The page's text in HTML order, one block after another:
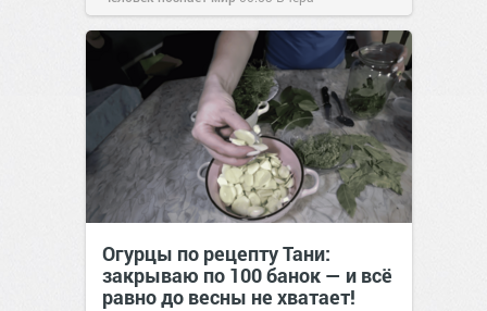
Огурцы по рецепту Тани:
закрываю по 100 банок — и всё
равно до весны не хватает!